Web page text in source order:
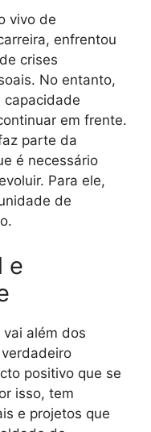
vivo de
enfrentou
crises
No entanto,
capacidade
em frente.
parte da
é necessário
Para ele,
de
e
além dos
positivo que se
isso, tem
e projetos que